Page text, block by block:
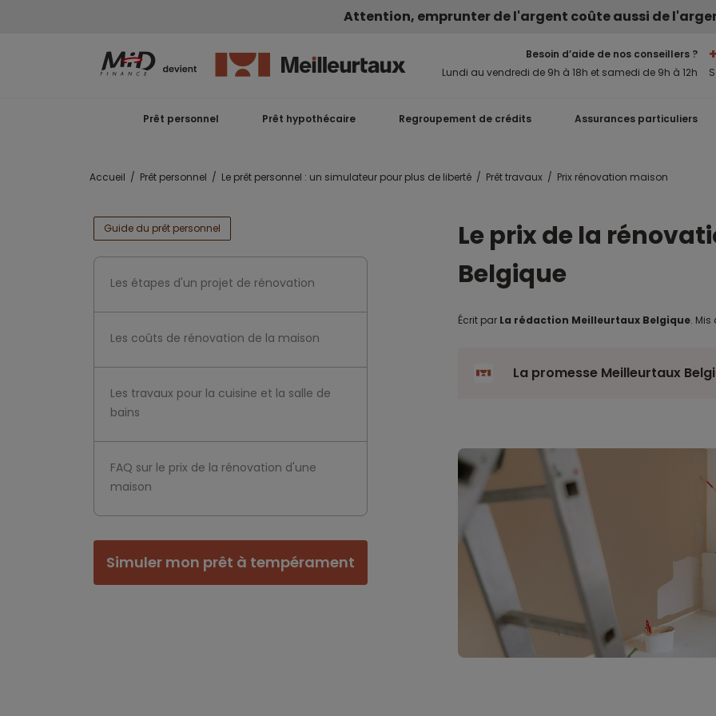
Attention, emprunter de l'argent coûte aussi de
Besoin d’aide de nos conseillers ?
Lundi au vendredi de 9h à 18h et samedi de 9h à 12h
Prêt personnel Prêt hypothécaire Regroupement de crédits Assurances particuliers
Accueil Prêt personnel Le prêt personnel : un simulateur pour plus de liberté Prêt travaux Prix rénovation maison
Guide du prêt personnel
Les étapes d'un projet de rénovation
Les coûts de rénovation de la maison
Les travaux pour la cuisine et la salle de
bains
FAQ sur le prix de la rénovation d'une
maison
Simuler mon prêt à tempérament
Le prix de la rénovation d'une maison en
Belgique
Écrit par La rédaction Meilleurtaux Belgique. Mis
La promesse Meilleurtaux